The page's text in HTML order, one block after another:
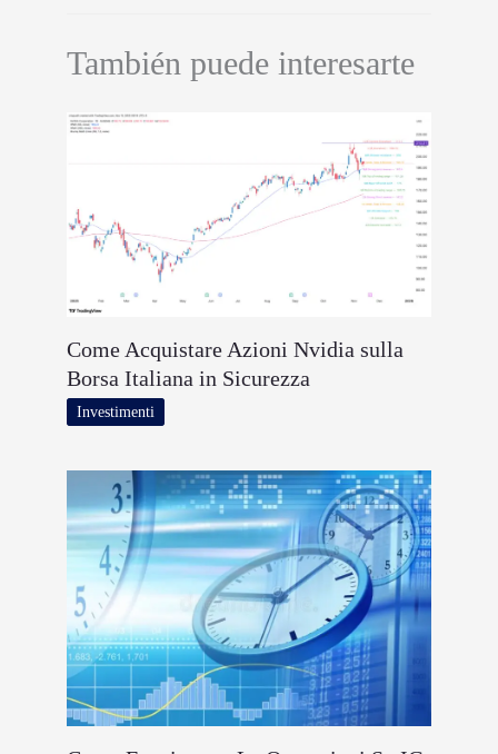
También puede interesarte
Come Acquistare Azioni Nvidia sulla
Borsa Italiana in Sicurezza
Investimenti